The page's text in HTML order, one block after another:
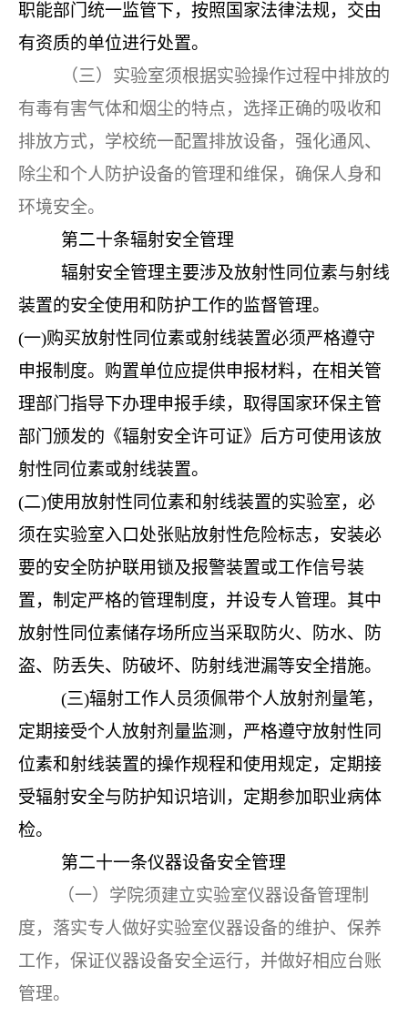
职能部门统一监管下，按照国家法律法规，交由
有资质的单位进行处置。
（三）实验室须根据实验操作过程中排放的
有毒有害气体和烟尘的特点，选择正确的吸收和
排放方式，学校统一配置排放设备，强化通风、
除尘和个人防护设备的管理和维保，确保人身和
环境安全。
第二十条辐射安全管理
辐射安全管理主要涉及放射性同位素与射线
装置的安全使用和防护工作的监督管理。
(一)购买放射性同位素或射线装置必须严格遵守
申报制度。购置单位应提供申报材料，在相关管
理部门指导下办理申报手续，取得国家环保主管
部门颁发的《辐射安全许可证》后方可使用该放
射性同位素或射线装置。
(二)使用放射性同位素和射线装置的实验室，必
须在实验室入口处张贴放射性危险标志，安装必
要的安全防护联用锁及报警装置或工作信号装
置，制定严格的管理制度，并设专人管理。其中
放射性同位素储存场所应当采取防火、防水、防
盗、防丢失、防破坏、防射线泄漏等安全措施。
(三)辐射工作人员须佩带个人放射剂量笔，
定期接受个人放射剂量监测，严格遵守放射性同
位素和射线装置的操作规程和使用规定，定期接
受辐射安全与防护知识培训，定期参加职业病体
检。
第二十一条仪器设备安全管理
（一）学院须建立实验室仪器设备管理制
度，落实专人做好实验室仪器设备的维护、保养
工作，保证仪器设备安全运行，并做好相应台账
管理。